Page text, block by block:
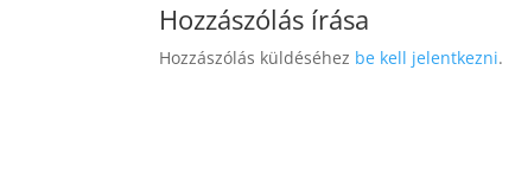
Hozzászólás írása
Hozzászólás küldéséhez be kell jelentkezni.